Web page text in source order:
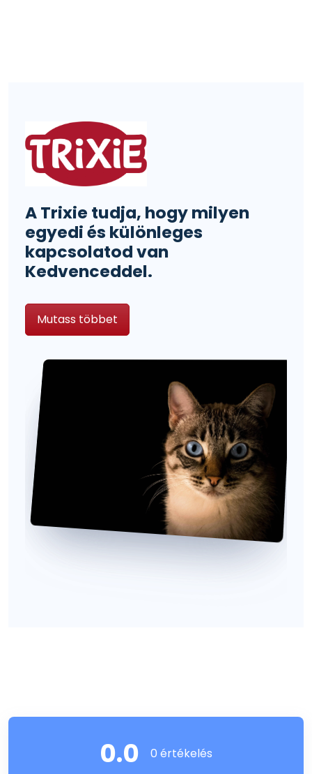
A Trixie tudja, hogy milyen
egyedi és különleges
kapcsolatod van
Kedvenceddel.
Mutass többet
0.0 0 értékelés